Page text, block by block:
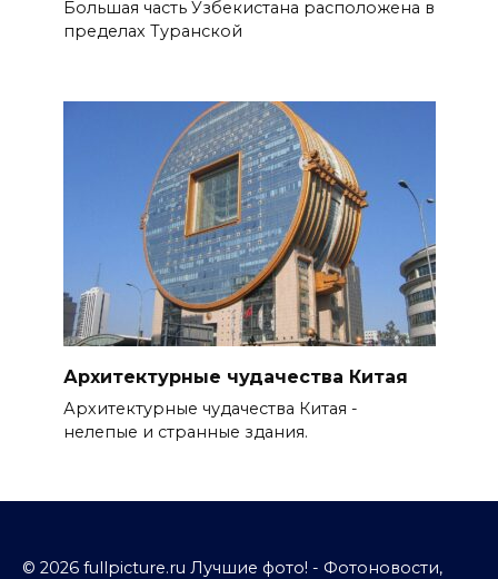
Большая часть Узбекистана расположена в
пределах Туранской
Архитектурные чудачества Китая
Архитектурные чудачества Китая -
нелепые и странные здания.
© 2026 fullpicture.ru Лучшие фото! - Фотоновости,